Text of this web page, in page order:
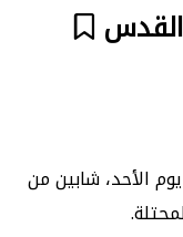
الأحد، شابين من